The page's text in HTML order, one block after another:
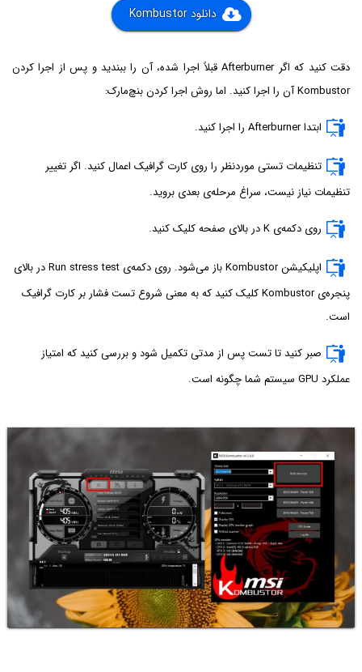
دانلود Kombustor
دقت کنید که اگر Afterburner قبلاً اجرا شده، آن را ببندید و پس از اجرا کردن
Kombustor آن را اجرا کنید. اما روش اجرا کردن بنچ‌مارک:
ابتدا Afterburner را اجرا کنید.
تنظیمات تستی موردنظر را روی کارت گرافیک اعمال کنید. اگر تغییر
تنظیمات نیاز نیست، سراغ مرحله‌ی بعدی بروید.
روی دکمه‌ی K در بالای صفحه کلیک کنید.
اپلیکیشن Kombustor باز می‌شود. روی دکمه‌ی Run stress test در بالای
پنجره‌ی Kombustor کلیک کنید که به معنی شروع تست فشار بر کارت گرافیک
است.
صبر کنید تا تست پس از مدتی تکمیل شود و بررسی کنید که امتیاز
عملکرد GPU سیستم شما چگونه است.